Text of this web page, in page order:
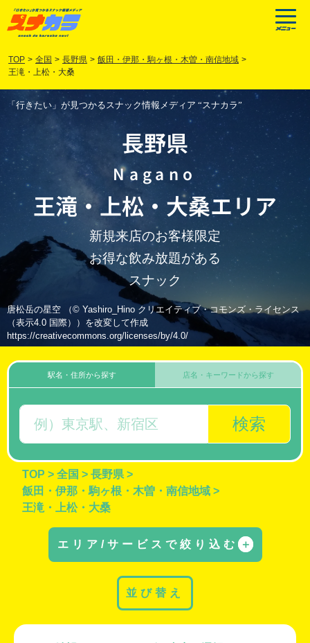
TOP > 全国 > 長野県 > 飯田・伊那・駒ヶ根・木曽・南信地域 >
王滝・上松・大桑
「行きたい」が見つかるスナック情報メディア “スナカラ”
長野県
Nagano
王滝・上松 ・ 大桑エリア
新規来店のお客様限定
お得な飲み放題がある
スナック
唐松岳の星空 （© Yashiro_Hino クリエイティブ・コモンズ・ライセンス
（表示4.0 国際））を改変して作成
https://creativecommons.org/licenses/by/4.0/
駅名・住所から探す
検索
店名・キーワードから探す
TOP > 全国 > 長野県 >
飯田・伊那・駒ヶ根・木曽・南信地域 >
王滝・上松・大桑
エリア/サービスで絞り込む ＋
並び替え